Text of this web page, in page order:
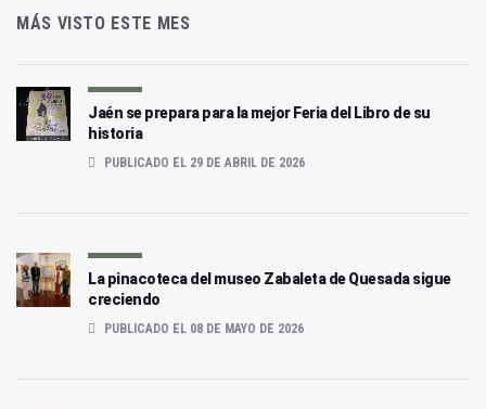
MÁS VISTO ESTE MES
Jaén se prepara para la mejor Feria del Libro de su
historia
PUBLICADO EL 29 DE ABRIL DE 2026
La pinacoteca del museo Zabaleta de Quesada sigue
creciendo
PUBLICADO EL 08 DE MAYO DE 2026